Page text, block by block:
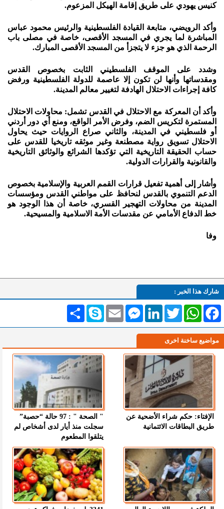
كنيس يهودي على طريق إقامة الهيكل المزعوم.
وأكد الرويضي، متابعة القيادة الفلسطينية والرئيس محمود عباس
المباشرة لما يجري في المسجد الأقصى، خاصة في مصلى باب
الرحمة الذي هو جزء لا يتجزأ من المسجد الأقصى المبارك.
وشدد على الموقف الفلسطيني الثابت بخصوص القدس
ومقدساتها وأنها لن تكون إلا عاصمة للدولة الفلسطينية ورفض
كافة إجراءات الاحتلال الهادفة لتغيير معالم المدينة.
وأكد أن المعركة مع الاحتلال في القدس تشمل: محاولات الاحتلال
المستمرة لتكريس الضم، وفرض الأمر الواقع، ومنع أي دور أردني
أو فلسطيني في المدينة، والثاني صراع الروايات حيث يحاول
الاحتلال تسويق رواية مصطنعة وغير موثقه تاريخيا للقدس على
حساب الحقيقة التاريخية التي تؤكدها الشرائع والوثائق التاريخية
والقانونية والقرارات الدولية.
وأشار إلى أهمية تفعيل قرارات القمم العربية والإسلامية بخصوص
الدعم التنموي بالقدس لنحافظ على مواطني القدس ومؤسسات
المدينة من محاولات التهجير القسري، خاصة أن هذا الوجود هو
خط الدفاع الأمامي عن مقدسات الأمة الاسلامية والمسيحية.
وفا
شارك هذا الخبر :
انشر Skype Email
MessengerLinkedInTwitterWhatsAppFacebook
مواضيع ساخنة اخرى
الإفتاء: حكم شراء الأضحية عن
طريق البطاقات الائتمانية
" الصحة " : 97 حالة “حصبة”
سجلت منذ أيار لدى أشخاص لم
يتلقوا المطعوم